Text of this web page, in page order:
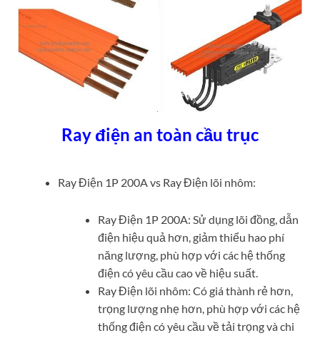
Ray điện an toàn cầu trục
Ray Điện 1P 200A vs Ray Điện lõi nhôm:
Ray Điện 1P 200A: Sử dụng lõi đồng, dẫn
điện hiệu quả hơn, giảm thiểu hao phí
năng lượng, phù hợp với các hệ thống
điện có yêu cầu cao về hiệu suất.
Ray Điện lõi nhôm: Có giá thành rẻ hơn,
trọng lượng nhẹ hơn, phù hợp với các hệ
thống điện có yêu cầu về tải trọng và chi